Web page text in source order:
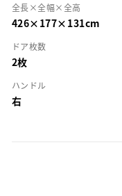
全長×全幅×全高
426×177×131cm
ドア枚数
2枚
ハンドル
右